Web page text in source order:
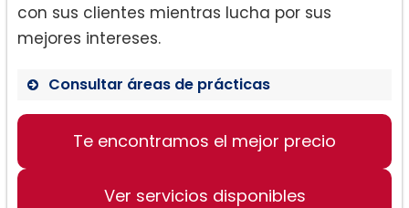
con sus clientes mientras lucha por sus
mejores intereses.
Consultar áreas de prácticas
Derecho de Familia
Divorcios
Te encontramos el mejor precio
Ver servicios disponibles